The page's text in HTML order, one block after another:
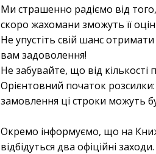
Ми страшенно радіємо від
скоро жахомани зможуть її
Не упустіть свій шанс
вам задоволення!
Не забувайте, що від
Орієнтовний початок
замовлення ці строки можуть
Окремо інформуємо, що на
відбідуться два офіційні